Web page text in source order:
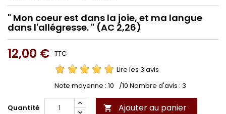
" Mon coeur est dans la joie, et ma langue
dans l'allégresse. " (AC 2,26)
12,00 € TTC
Lire les 3 avis
Note moyenne : 10 /10 Nombre d'avis : 3
Quantité  Ajouter au panier